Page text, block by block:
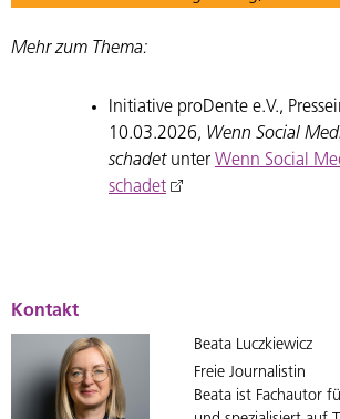
Mehr zum Thema:
Initiative proDente e.V.,
10.03.2026, Wenn Social
schadet unter Wenn Social
schadet
Kontakt
Beata Luczkiewicz
Freie Journalistin
Beata ist Fachautor